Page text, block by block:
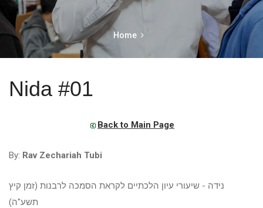
Home
Nida #01
Back to Main Page
By: Rav Zechariah Tubi
נידה - שיעורי עיון הלכתיים לקראת הסמכה לרבנות (זמן קיץ
תשע"ה)